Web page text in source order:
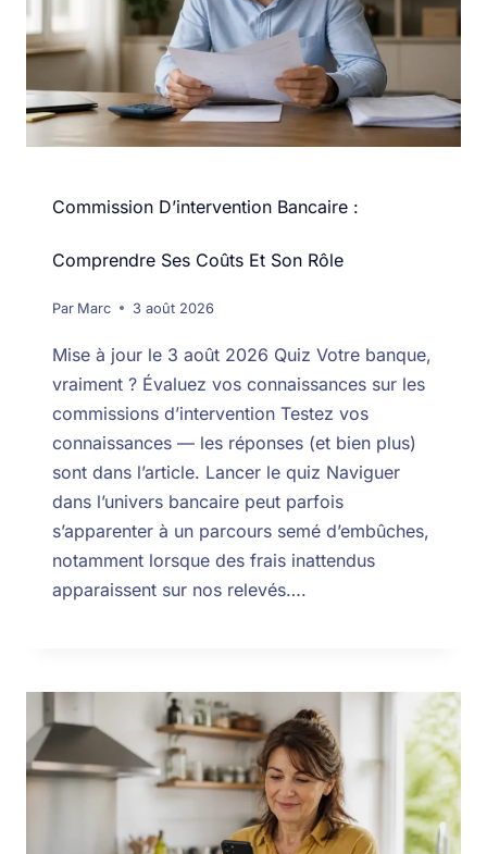
Commission D’intervention Bancaire :
Comprendre Ses Coûts Et Son Rôle
Par Marc 3 août 2026
Mise à jour le 3 août 2026 Quiz Votre banque,
vraiment ? Évaluez vos connaissances sur les
commissions d’intervention Testez vos
connaissances — les réponses (et bien plus)
sont dans l’article. Lancer le quiz Naviguer
dans l’univers bancaire peut parfois
s’apparenter à un parcours semé d’embûches,
notamment lorsque des frais inattendus
apparaissent sur nos relevés….